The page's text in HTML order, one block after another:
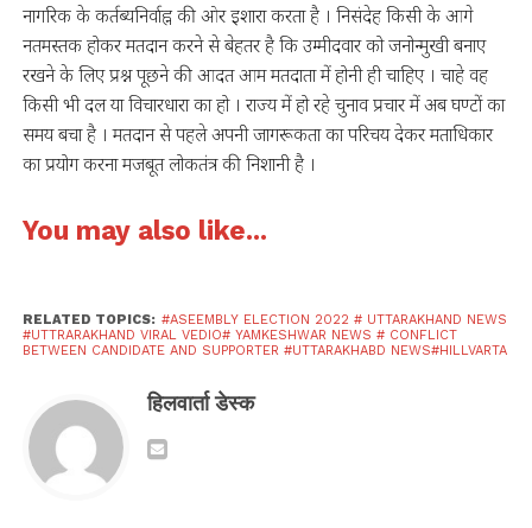
नागरिक के कर्तब्यनिर्वाह्न की ओर इशारा करता है । निसंदेह किसी के आगे
नतमस्तक होकर मतदान करने से बेहतर है कि उम्मीदवार को जनोन्मुखी बनाए
रखने के लिए प्रश्न पूछने की आदत आम मतदाता में होनी ही चाहिए । चाहे वह
किसी भी दल या विचारधारा का हो । राज्य में हो रहे चुनाव प्रचार में अब घण्टों का
समय बचा है । मतदान से पहले अपनी जागरूकता का परिचय देकर मताधिकार
का प्रयोग करना मजबूत लोकतंत्र की निशानी है ।
You may also like...
RELATED TOPICS: #ASEEMBLY ELECTION 2022 # UTTARAKHAND NEWS
#UTTRARAKHAND VIRAL VEDIO# YAMKESHWAR NEWS # CONFLICT
BETWEEN CANDIDATE AND SUPPORTER #UTTARAKHABD NEWS#HILLVARTA
हिलवार्ता डेस्क